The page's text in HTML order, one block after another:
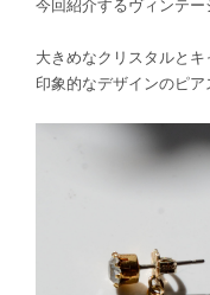
今回紹介するヴィンテ
大きめなクリスタルと
印象的なデザインのピア